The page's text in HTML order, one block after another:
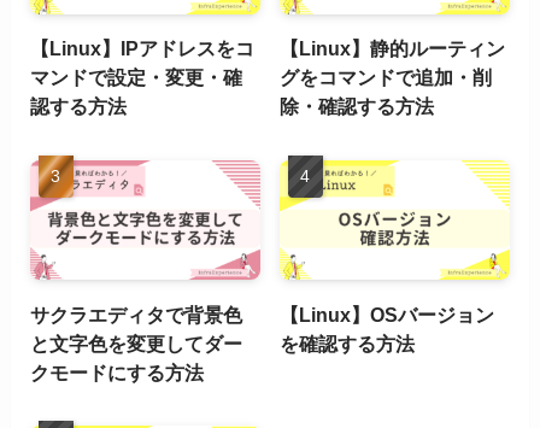
【Linux】IPアドレスをコ
マンドで設定・変更・確
認する方法
【Linux】静的ルーティン
グをコマンドで追加・削
除・確認する方法
サクラエディタで背景色
と文字色を変更してダー
クモードにする方法
【Linux】OSバージョン
を確認する方法